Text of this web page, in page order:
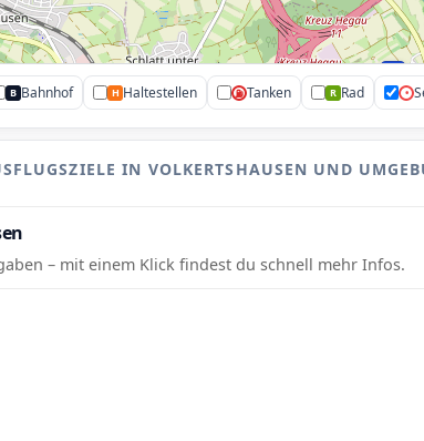
P
P
PP
P
B Bahnhof H Haltestellen ⛽ Tanken R Rad •
IN VOLKERTSHAUSEN UND
– mit einem Klick findest du schnell mehr Infos.